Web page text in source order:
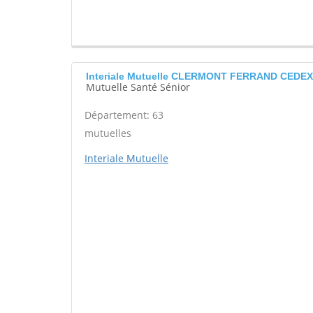
Interiale Mutuelle CLERMONT FERRAND
Mutuelle Santé Sénior
Département: 63
mutuelles
Interiale Mutuelle